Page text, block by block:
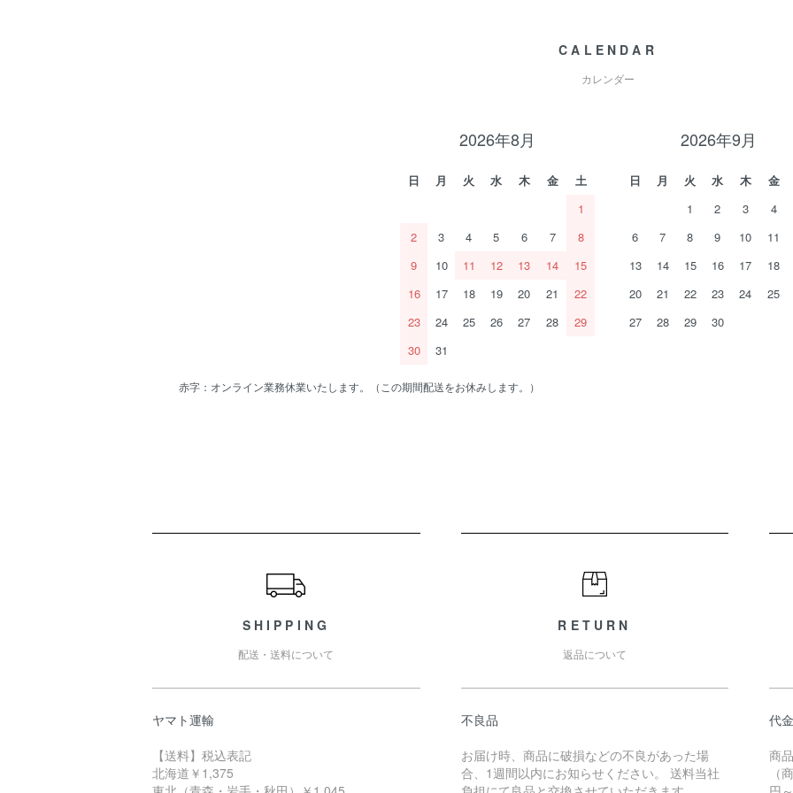
CALENDAR
カレンダー
2026年8月
日 月 火 水 木 金
土
1
2
3 4 5 6 7
8
9
10 11 12 13 14
15
16
17 18 19 20 21
22
23
24 25 26 27 28
29
30
31
2026年9月
日 月 火 水 木 金
1
2 3 4
6
7 8 9 10 11
13
14 15 16 17 18
20
21 22 23 24 25
27
28 29 30
赤字：オンライン業務休業いたします。（この期間配送をお休みします。）
SHIPPING
配送・送料について
ヤマト運輸
【送料】税込表記
北海道￥1,375
RETURN
返品について
不良品
お届け時、商品に破損などの不良があった場
合、1週間以内にお知らせください。 送料当社
代
商
（